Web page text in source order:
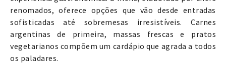
renomados, oferece opções que vão desde entradas
sofisticadas até sobremesas irresistíveis. Carnes
argentinas de primeira, massas frescas e pratos
vegetarianos compõem um cardápio que agrada a todos
os paladares.